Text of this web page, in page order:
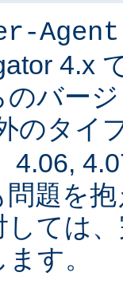
Agent
4.x
バー
のタイ
4.06,
題を
ては
す。